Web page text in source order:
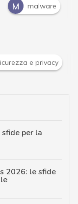
P phishing
news in tempo
per la
2026: le sfide